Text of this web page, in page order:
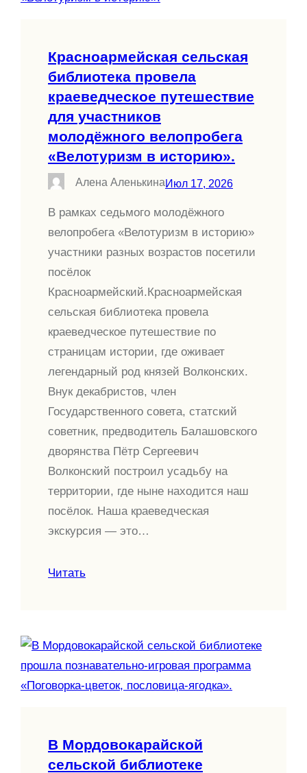
Красноармейская сельская
библиотека провела
краеведческое путешествие
для участников
молодёжного велопробега
«Велотуризм в историю».
Алена АленькинаИюл 17, 2026
В рамках седьмого молодёжного
велопробега «Велотуризм в историю»
участники разных возрастов посетили
посёлок
Красноармейский.Красноармейская
сельская библиотека провела
краеведческое путешествие по
страницам истории, где оживает
легендарный род князей Волконских.
Внук декабристов, член
Государственного совета, статский
советник, предводитель Балашовского
дворянства Пётр Сергеевич
Волконский построил усадьбу на
территории, где ныне находится наш
посёлок. Наша краеведческая
экскурсия — это…
Читать
В Мордовокарайской
сельской библиотеке